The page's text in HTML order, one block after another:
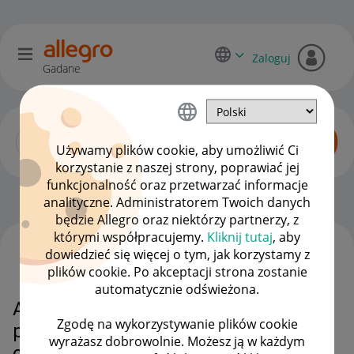
Używamy plików cookie, aby umożliwić Ci
korzystanie z naszej strony, poprawiać jej
funkcjonalność oraz przetwarzać informacje
analityczne. Administratorem Twoich danych
będzie Allegro oraz niektórzy partnerzy, z
którymi współpracujemy. Kliknij tutaj, aby
dowiedzieć się więcej o tym, jak korzystamy z
plików cookie. Po akceptacji strona zostanie
automatycznie odświeżona.
Zgodę na wykorzystywanie plików cookie
wyrażasz dobrowolnie. Możesz ją w każdym
Gadane
Zaloguj
Zaawansowani sprzedawcy OPCJE
Alternatywa dla BaseLinker
podwyżka od stycznia i enterprise
WSZYSTKIE TEMATY